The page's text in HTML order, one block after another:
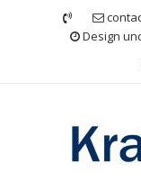
Design